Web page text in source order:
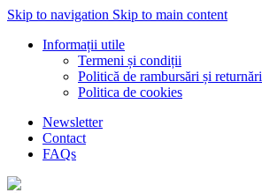
Skip to navigation Skip to main content
Informații utile
Termeni și condiții
Politică de rambursări și returnări
Politica de cookies
Newsletter
Contact
FAQs